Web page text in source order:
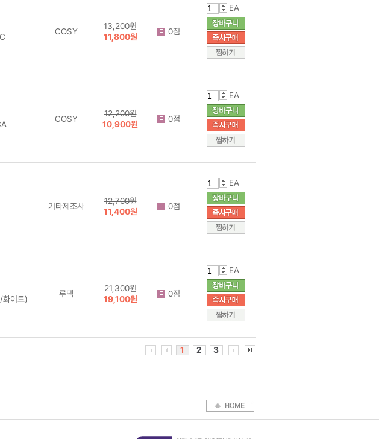
COSY
13,200원
11,800원
0점
EA
COSY
12,200원
10,900원
0점
EA
기타제조사
12,700원
11,400원
0점
EA
이트)
루덱
21,300원
19,100원
0점
EA
1 2 3